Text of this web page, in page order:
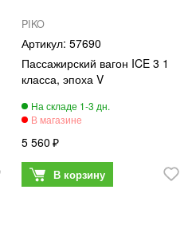
PIKO
57690
Пассажирский вагон ICE 3 1
класса, эпоха V
5 560